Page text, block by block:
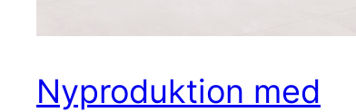
Nyproduktion med